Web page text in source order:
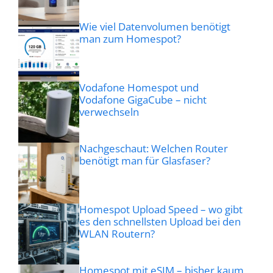
Wie viel Datenvolumen benötigt
man zum Homespot?
Vodafone Homespot und
Vodafone GigaCube – nicht
verwechseln
Nachgeschaut: Welchen Router
benötigt man für Glasfaser?
Homespot Upload Speed – wo gibt
es den schnellsten Upload bei den
WLAN Routern?